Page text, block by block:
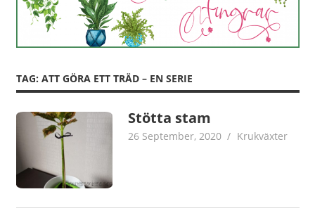
TAG: ATT GÖRA ETT TRÄD – EN SERIE
Stötta stam
26 September, 2020 admin
Krukväxter